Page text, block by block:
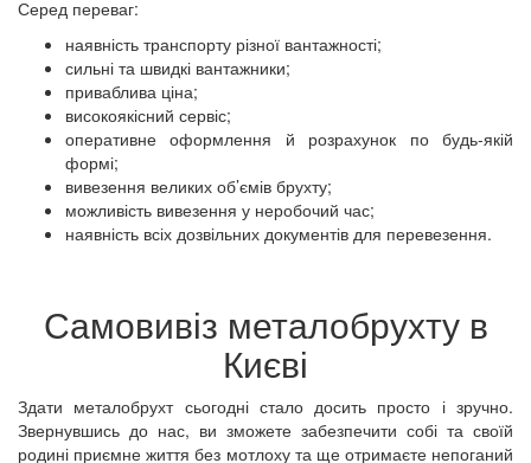
Серед переваг:
наявність транспорту різної вантажності;
сильні та швидкі вантажники;
приваблива ціна;
високоякісний сервіс;
оперативне оформлення й розрахунок по будь-якій
формі;
вивезення великих об’ємів брухту;
можливість вивезення у неробочий час;
наявність всіх дозвільних документів для перевезення.
Самовивіз металобрухту в
Києві
Здати металобрухт сьогодні стало досить просто і зручно.
Звернувшись до нас, ви зможете забезпечити собі та своїй
родині приємне життя без мотлоху та ще отримаєте непоганий